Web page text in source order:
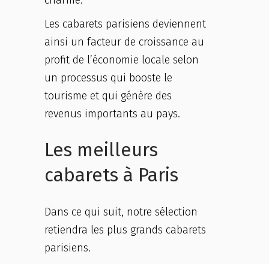
Les cabarets parisiens deviennent
ainsi un facteur de croissance au
profit de l’économie locale selon
un processus qui booste le
tourisme et qui génère des
revenus importants au pays.
Les meilleurs
cabarets à Paris
Dans ce qui suit, notre sélection
retiendra les plus grands cabarets
parisiens.